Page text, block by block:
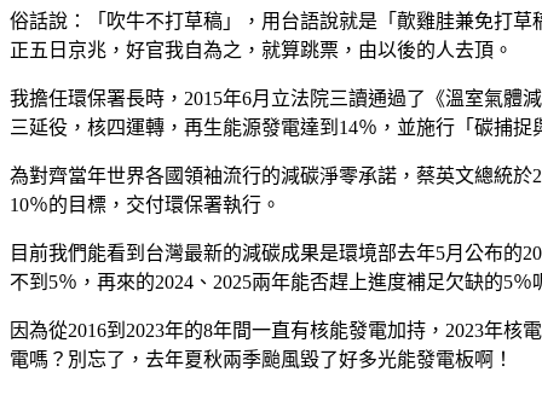
俗話說：「吹牛不打草稿」，用台語說就是「歕雞胿兼免打
正五日京兆，好官我自為之，就算跳票，由以後的人去頂。
我擔任環保署長時，2015年6月立法院三讀通過了《溫室氣
三延役，核四運轉，再生能源發電達到14％，並施行「碳捕
為對齊當年世界各國領袖流行的減碳淨零承諾，蔡英文總統於
10％的目標，交付環保署執行。
目前我們能看到台灣最新的減碳成果是環境部去年5月公布的
不到5％，再來的2024、2025兩年能否趕上進度補足欠缺的5％
因為從2016到2023年的8年間一直有核能發電加持，2023年
電嗎？別忘了，去年夏秋兩季颱風毀了好多光能發電板啊！